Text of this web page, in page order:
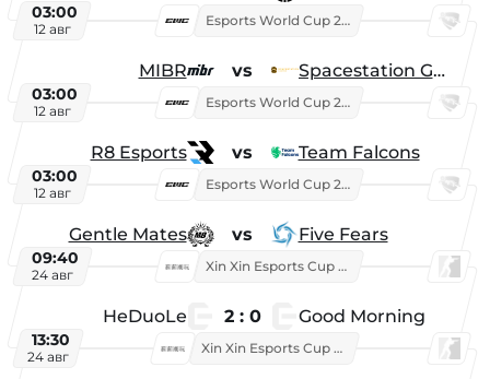
03:00
12 авг
Esports World Cup 2026
MIBR vs Spacestation Gaming
03:00
12 авг
Esports World Cup 2026
R8 Esports vs Team Falcons
03:00
12 авг
Esports World Cup 2026
Gentle Mates vs Five Fears
09:40
24 авг
Xin Xin Esports Cup 2025
HeDuoLe 2 : 0 Good Morning
13:30
24 авг
Xin Xin Esports Cup 2026